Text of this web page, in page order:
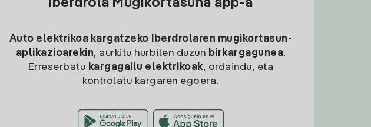
Iberdrola Mugikortasuna app-a
Auto elektrikoa kargatzeko
Iberdrolaren mugikortasun-
aplikazioarekin, aurkitu hurbilen duzun birkargagunea.
Erreserbatu kargagailu elektrikoak, ordaindu, eta
kontrolatu kargaren egoera.